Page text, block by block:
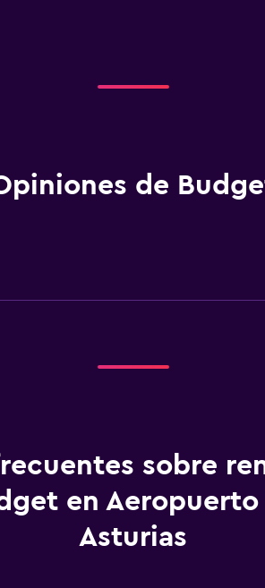
de
sobre
en
Asturias